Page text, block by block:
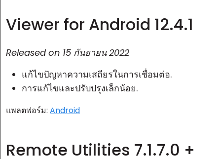
Viewer for Android 12.4.1
Released on 15 กันยายน 2022
แก้ไขปัญหาความเสถียรในการเชื่อมต่อ.
การแก้ไขและปรับปรุงเล็กน้อย.
แพลตฟอร์ม: Android
Remote Utilities 7.1.7.0 +